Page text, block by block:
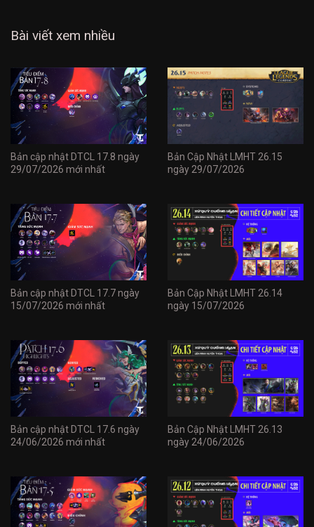
Bài viết xem nhiều
Bản cập nhật DTCL 17.8 ngày
29/07/2026 mới nhất
Bản Cập Nhật LMHT 26.15
ngày 29/07/2026
Bản cập nhật DTCL 17.7 ngày
15/07/2026 mới nhất
Bản Cập Nhật LMHT 26.14
ngày 15/07/2026
Bản cập nhật DTCL 17.6 ngày
24/06/2026 mới nhất
Bản Cập Nhật LMHT 26.13
ngày 24/06/2026